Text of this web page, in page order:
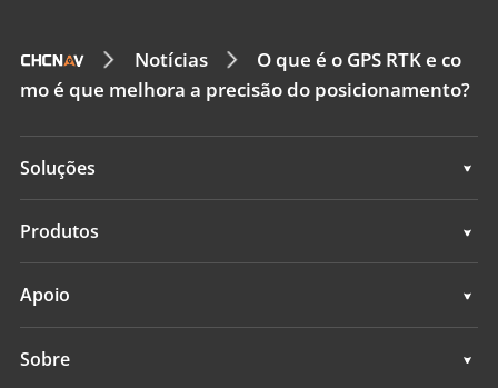
Notícias
O que é o GPS RTK e co
mo é que melhora a precisão do posicionamento?
Soluções
Soluções
Produtos
Sensores GNSS
Apoio
Apoio
Sobre